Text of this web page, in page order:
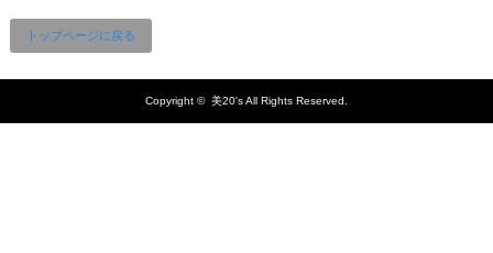
トップページに戻る
Copyright © 美20'sAll Rights Reserved.